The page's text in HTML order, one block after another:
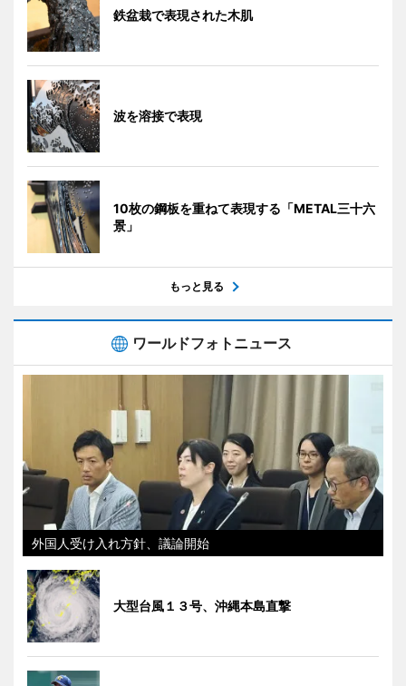
鉄盆栽で表現された木肌
波を溶接で表現
10枚の鋼板を重ねて表現する「METAL三十六
景」
もっと見る
ワールドフォトニュース
外国人受け入れ方針、議論開始
大型台風１３号、沖縄本島直撃